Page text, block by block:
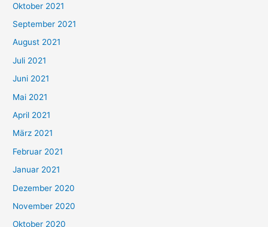
n
n
a
c
h
:
Oktober 2021
September 2021
August 2021
Juli 2021
Juni 2021
Mai 2021
April 2021
März 2021
Februar 2021
Januar 2021
Dezember 2020
November 2020
Oktober 2020